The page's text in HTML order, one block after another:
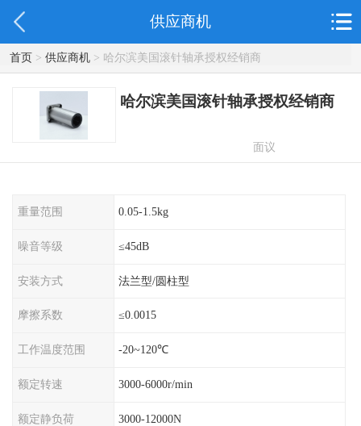
供应商机
首页> 供应商机> 哈尔滨美国滚针轴承授权经销商
哈尔滨美国滚针轴承授权经销商
面议
重量范围 0.05-1.5kg
噪音等级 ≤45dB
安装方式 法兰型/圆柱型
摩擦系数 ≤0.0015
工作温度范围 -20~120℃
额定转速 3000-6000r/min
额定静负荷 3000-12000N